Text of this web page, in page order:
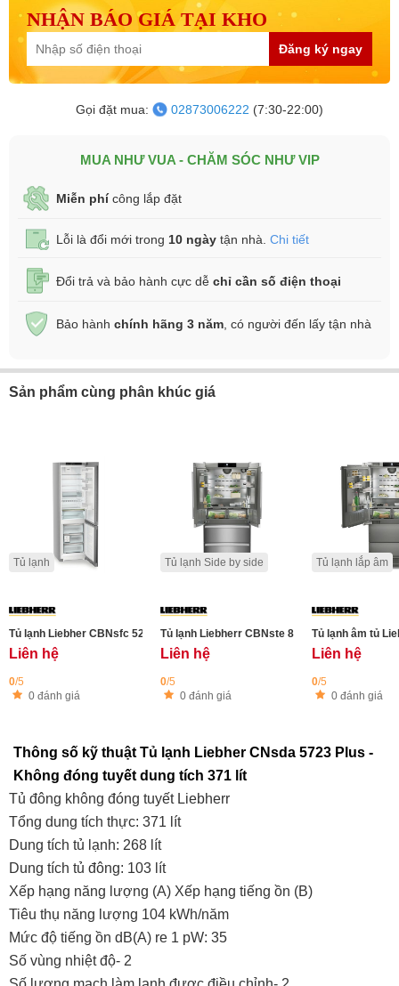
NHẬN BÁO GIÁ TẠI KHO
Đăng ký ngay
Gọi đặt mua: 02873006222 (7:30-22:00)
MUA NHƯ VUA - CHĂM SÓC NHƯ VIP
Miễn phícông lắp đặt
Lỗi là đổi mới trong 10 ngày tận nhà. Chi tiết
Đổi trả và bảo hành cực dễ chỉ cần số điện thoại
Bảo hành chính hãng 3 năm , có người đến lấy tận nhà
Sản phẩm cùng phân khúc giá
Tủ lạnh
Tủ lạnh Liebher CBNsfc 5223 Plus BioFresh
Liên hệ
0/5
0 đánh giá
Tủ lạnh Side by side
Tủ lạnh Liebherr CBNste 8872 - 522L - Công
Liên hệ
0/5
0 đánh giá
Tủ lạnh lắp âm
Tủ lạnh âm tủ
Liên hệ
0/5
0 đánh giá
Thông số kỹ thuật Tủ lạnh Liebher CNsda 5723 Plus -
Không đóng tuyết dung tích 371 lít
Tủ đông không đóng tuyết Liebherr
Tổng dung tích thực: 371 lít
Dung tích tủ lạnh: 268 lít
Dung tích tủ đông: 103 lít
Xếp hạng năng lượng (A) Xếp hạng tiếng ồn (B)
Tiêu thụ năng lượng 104 kWh/năm
Mức độ tiếng ồn dB(A) re 1 pW: 35
Số vùng nhiệt độ- 2